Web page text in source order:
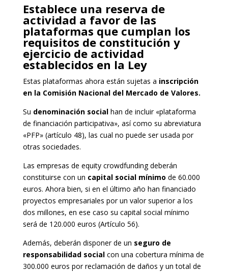
Establece una reserva de
actividad a favor de las
plataformas que cumplan los
requisitos de constitución y
ejercicio de actividad
establecidos en la Ley
Estas plataformas ahora están sujetas a inscripción
en la Comisión Nacional del Mercado de Valores.
Su denominación socialhan de incluir «plataforma
de financiación participativa», así como su abreviatura
«PFP» (artículo 48), las cual no puede ser usada por
otras sociedades.
Las empresas de equity crowdfunding deberán
constituirse con un capital social mínimo de 60.000
euros. Ahora bien, si en el último año han financiado
proyectos empresariales por un valor superior a los
dos millones, en ese caso su capital social mínimo
será de 120.000 euros (Artículo 56).
Además, deberán disponer de un seguro de
responsabilidad socialcon una cobertura mínima de
300.000 euros por reclamación de daños y un total de